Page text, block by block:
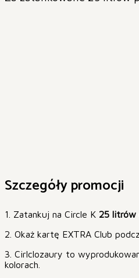
Szczegóły promocji
1. Zatankuj na Circle K 25 litrów
2. Okaż kartę EXTRA Club
3. Cirlclozaury to
kolorach.